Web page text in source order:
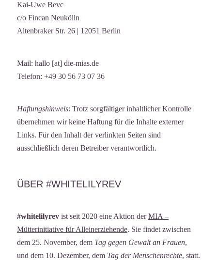
Kai-Uwe Bevc
c/o Fincan Neukölln
Altenbraker Str. 26 | 12051 Berlin
Mail: hallo [at] die-mias.de
Telefon: +49 30 56 73 07 36
Haftungshinweis: Trotz sorgfältiger inhaltlicher Kontrolle
übernehmen wir keine Haftung für die Inhalte externer
Links. Für den Inhalt der verlinkten Seiten sind
ausschließlich deren Betreiber verantwortlich.
ÜBER #WHITELILYREV
#whitelilyrev ist seit 2020 eine Aktion derMIA –
Mütterinitiative für Alleinerziehende. Sie findet zwischen
dem 25. November, dem Tag gegen Gewalt an Frauen,
und dem 10. Dezember, dem Tag der Menschenrechte, statt.